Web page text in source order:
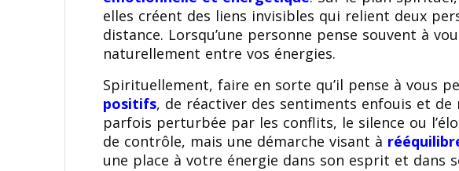
elles créent des liens invisibles qui relient deux
distance. Lorsqu’une personne pense souvent à
naturellement entre vos énergies.
Spirituellement, faire en sorte qu’il pense à vous
positifs, de réactiver des sentiments enfouis et
parfois perturbée par les conflits, le silence ou
de contrôle, mais une démarche visant à
une place à votre énergie dans son esprit et dans